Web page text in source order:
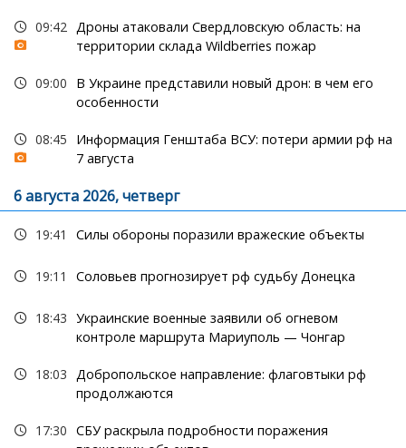
09:42 Дроны атаковали Свердловскую область: на
территории склада Wildberries пожар
09:00
В Украине представили новый дрон: в чем его
особенности
08:45
Информация Генштаба ВСУ: потери армии рф на
7 августа
6 августа 2026, четверг
19:41 Силы обороны поразили вражеские объекты
19:11 Соловьев прогнозирует рф судьбу Донецка
18:43 Украинские военные заявили об огневом
контроле маршрута Мариуполь — Чонгар
18:03 Добропольское направление: флаговтыки рф
продолжаются
17:30 СБУ раскрыла подробности поражения